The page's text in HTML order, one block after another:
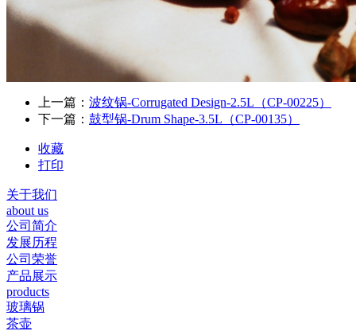
上一篇： 波纹锅-Corrugated Design-2.5L（CP-00225）
下一篇： 鼓型锅-Drum Shape-3.5L（CP-00135）
收藏
打印
关于我们
about us
公司简介
发展历程
公司荣誉
产品展示
products
玻璃锅
茶壶